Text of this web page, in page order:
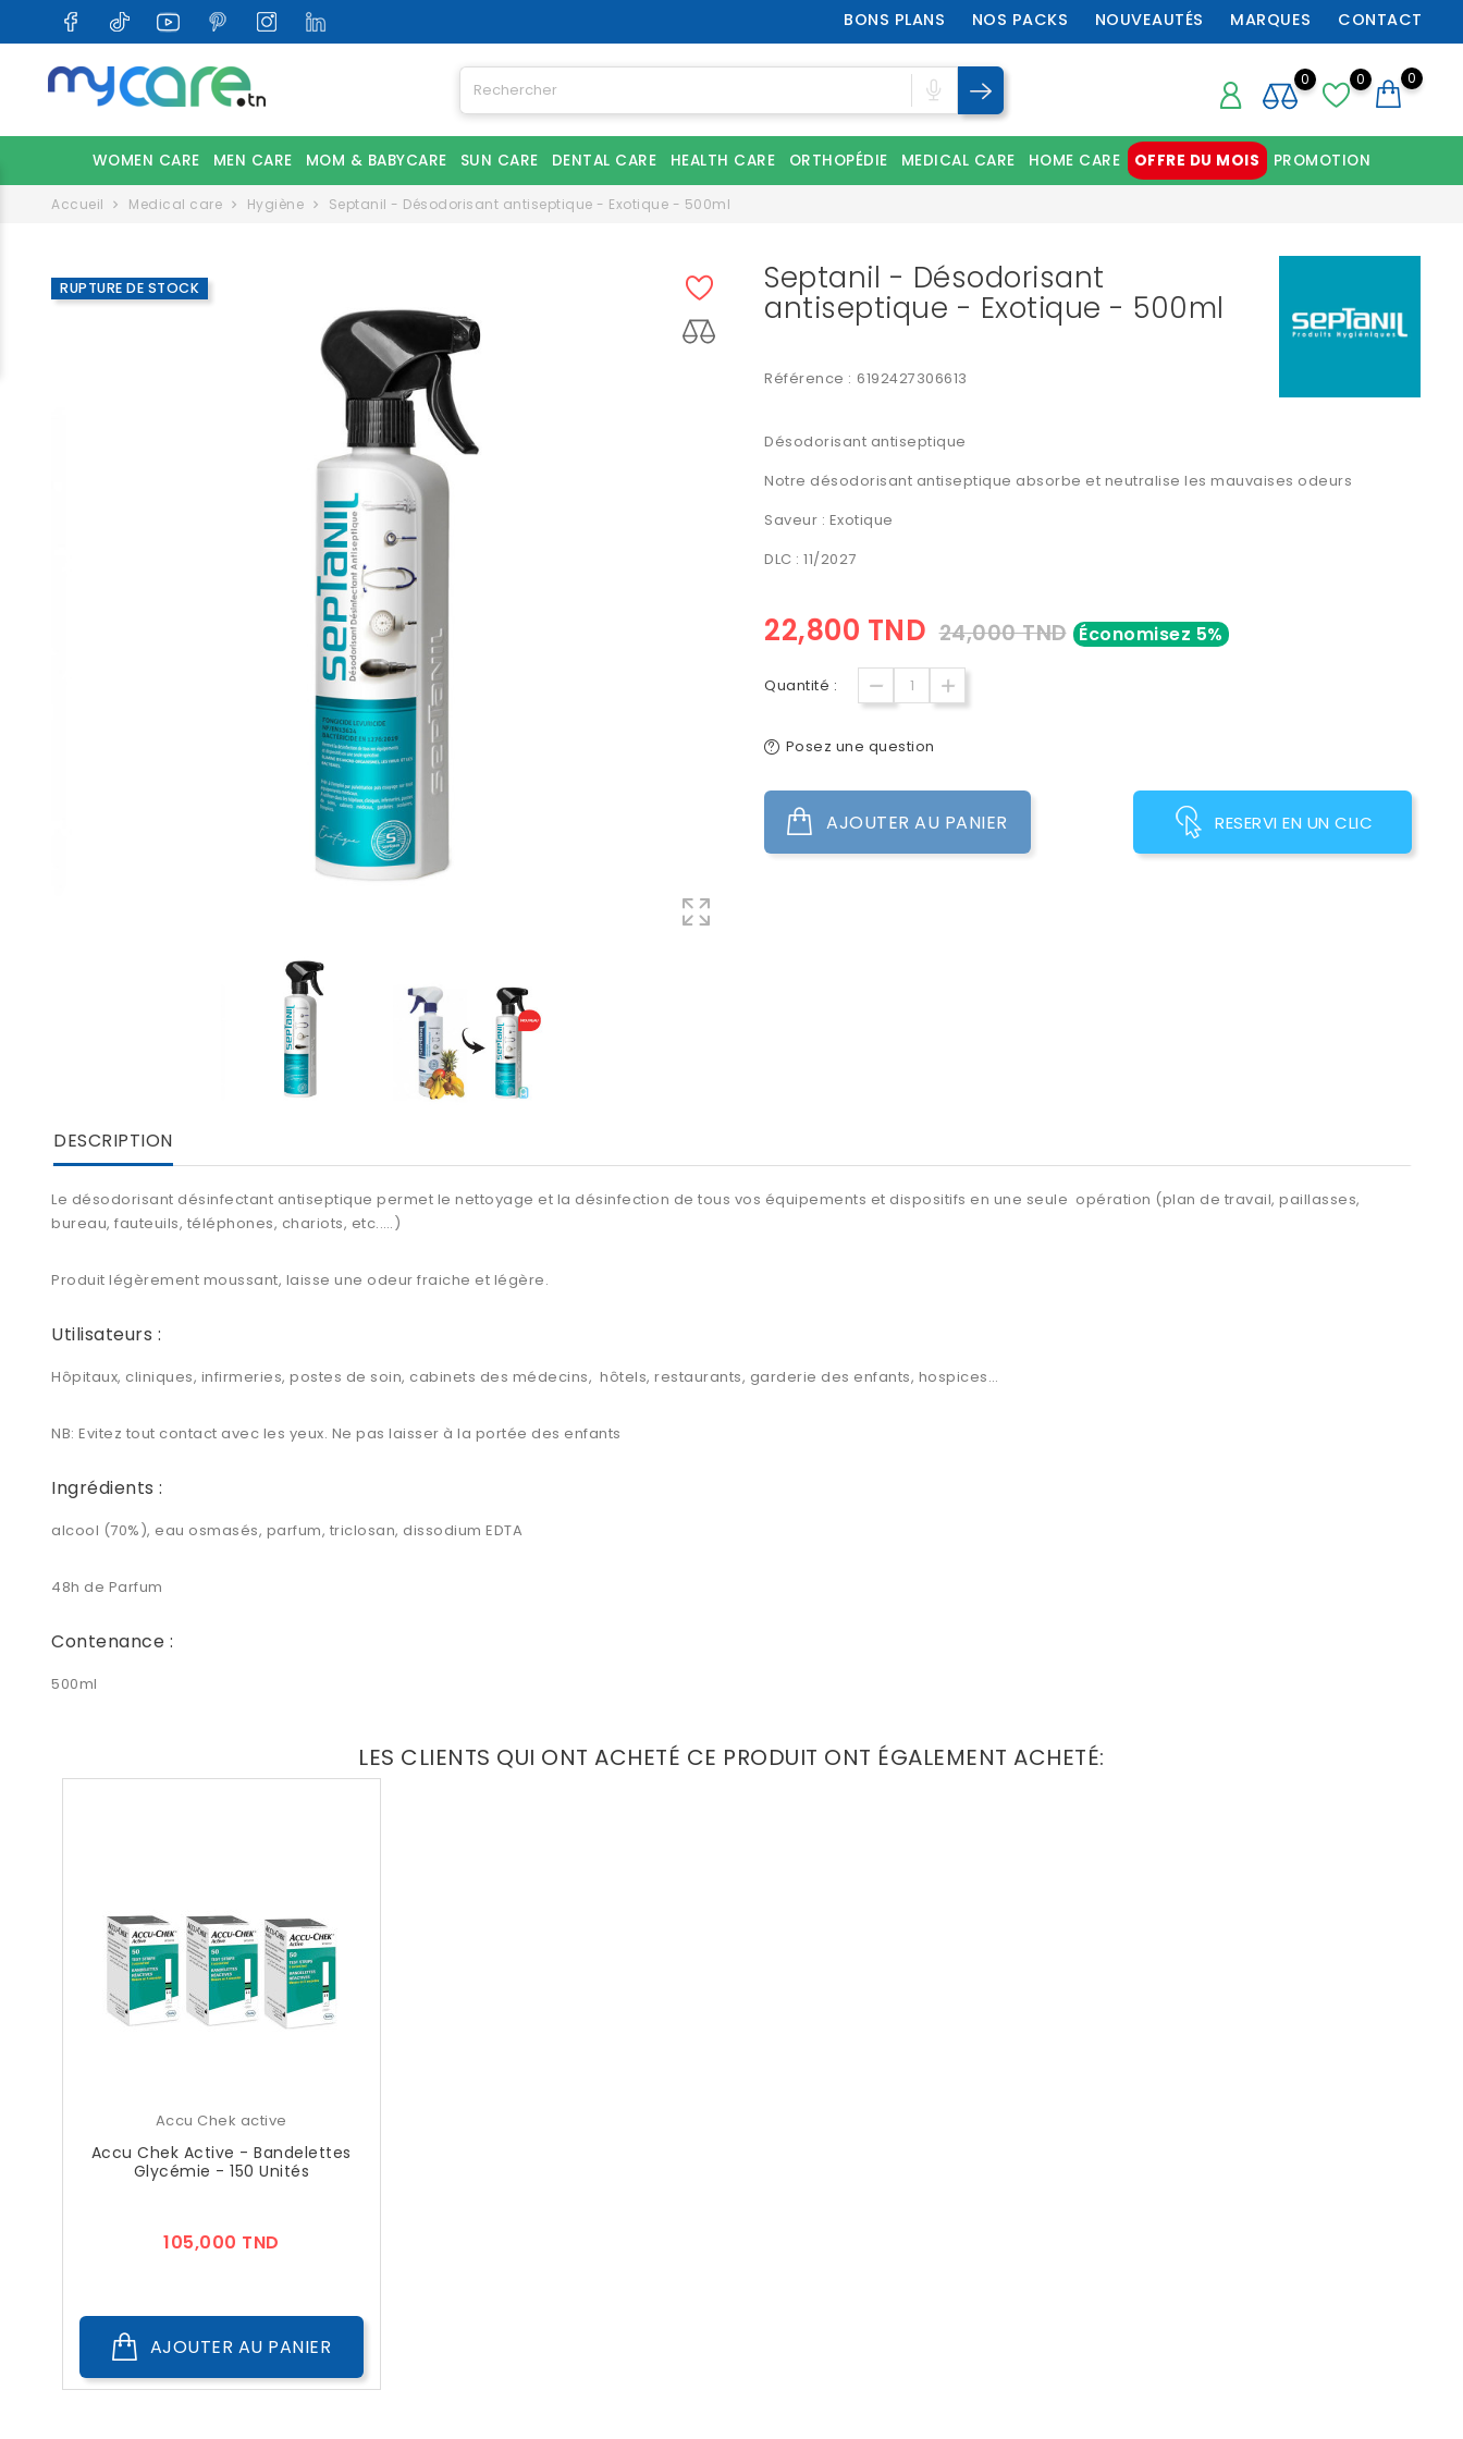
BONS PLANS NOS PACKS NOUVEAUTÉS MARQUES CONTACT
0 0
0
WOMEN CARE MEN CARE MOM & BABYCARE SUN CARE DENTAL CARE HEALTH CARE ORTHOPÉDIE MEDICAL CARE HOME CARE OFFRE DU MOIS PROMOTION
Accueil Medical care Hygiène Septanil - Désodorisant antiseptique - Exotique - 500ml
RUPTURE DE STOCK Septanil - Désodorisant
antiseptique - Exotique - 500ml
Référence : 6192427306613
Désodorisant antiseptique
Notre désodorisant antiseptique absorbe et neutralise les mauvaises odeurs
Saveur : Exotique
DLC : 11/2027
22,800 TND 24,000 TND Économisez 5%
Quantité :
Posez une question
AJOUTER AU PANIER RESERVI EN UN CLIC
DESCRIPTION
Le désodorisant désinfectant antiseptique permet le nettoyage et la désinfection de tous vos équipements et dispositifs en une seule opération (plan de travail, paillasses,
bureau, fauteuils, téléphones, chariots, etc.….)
Produit légèrement moussant, laisse une odeur fraiche et légère.
Utilisateurs :
Hôpitaux, cliniques, infirmeries, postes de soin, cabinets des médecins, hôtels, restaurants, garderie des enfants, hospices…
NB: Evitez tout contact avec les yeux. Ne pas laisser à la portée des enfants
Ingrédients :
alcool (70%), eau osmasés, parfum, triclosan, dissodium EDTA
48h de Parfum
Contenance :
500ml
LES CLIENTS QUI ONT ACHETÉ CE PRODUIT ONT ÉGALEMENT ACHETÉ:
Accu Chek active
Accu Chek Active - Bandelettes
Glycémie - 150 Unités
105,000 TND
AJOUTER AU PANIER